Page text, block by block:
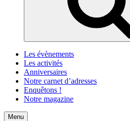
Les évènements
Les activités
Anniversaires
Notre carnet d’adresses
Enquêtons !
Notre magazine
Accueil
Menu Contact